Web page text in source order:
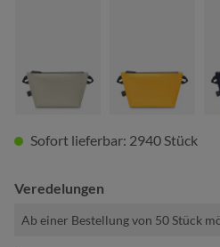
Sofort lieferbar: 2940 Stück
Veredelungen
Ab einer Bestellung von 50 Stück